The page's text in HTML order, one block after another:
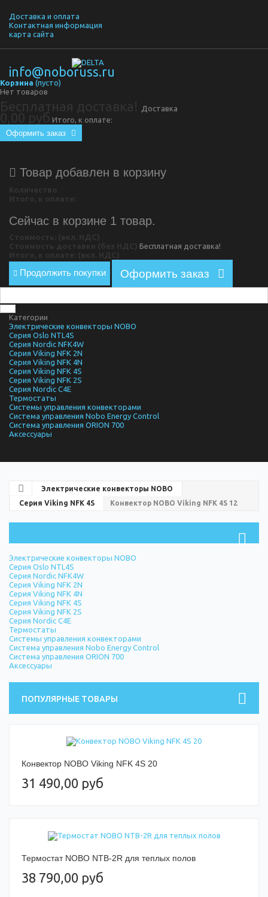
Доставка и оплата
Контактная информация
карта сайта
info@noboruss.ru
Корзина (пусто)
Нет товаров
Доставка
Итого, к оплате:
Оформить заказ
Товар добавлен в корзину
Сейчас в корзине 1 товар.
Бесплатная доставка!
Продолжить покупки Оформить заказ
Категории
Электрические конвекторы NOBO
Серия Oslo NTL4S
Серия Nordic NFK4W
Серия Viking NFK 2N
Серия Viking NFK 4N
Серия Viking NFK 4S
Серия Viking NFK 2S
Серия Nordic C4E
Термостаты
Системы управления конвекторами
Система управления Nobo Energy Control
Система управления ORION 700
Аксессуары
Электрические конвекторы NOBO
Серия Viking NFK 4S
Конвектор NOBO Viking NFK 4S 12
Электрические конвекторы NOBO
Серия Oslo NTL4S
Серия Nordic NFK4W
Серия Viking NFK 2N
Серия Viking NFK 4N
Серия Viking NFK 4S
Серия Viking NFK 2S
Серия Nordic C4E
Термостаты
Системы управления конвекторами
Система управления Nobo Energy Control
Система управления ORION 700
Аксессуары
ПОПУЛЯРНЫЕ ТОВАРЫ
Конвектор NOBO Viking NFK 4S 20
31 490,00 руб
Термостат NOBO NTB-2R для теплых полов
38 790,00 руб